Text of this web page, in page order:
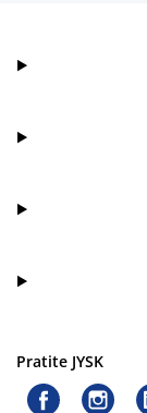
Pratite JYSK